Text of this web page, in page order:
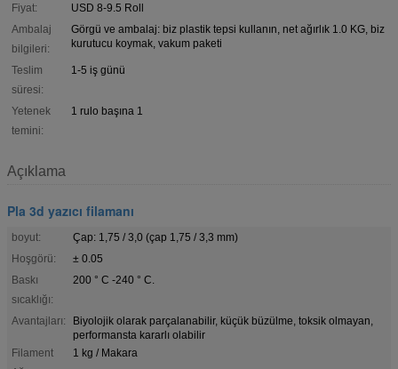
Fiyat:
USD 8-9.5 Roll
Ambalaj
bilgileri:
Görgü ve ambalaj: biz plastik tepsi kullanın, net ağırlık 1.0 KG, biz
kurutucu koymak, vakum paketi
Teslim
süresi:
1-5 iş günü
Yetenek
temini:
1 rulo başına 1
Açıklama
Pla 3d yazıcı filamanı
boyut:
Çap: 1,75 / 3,0 (çap 1,75 / 3,3 mm)
Hoşgörü:
± 0.05
Baskı
sıcaklığı:
200 ° C -240 ° C.
Avantajları:
Biyolojik olarak parçalanabilir, küçük büzülme, toksik olmayan,
performansta kararlı olabilir
Filament
1 kg / Makara